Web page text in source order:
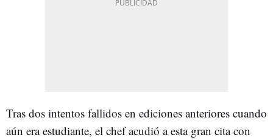
Tras dos intentos fallidos en ediciones anteriores cuando
aún era estudiante, el chef acudió a esta gran cita con